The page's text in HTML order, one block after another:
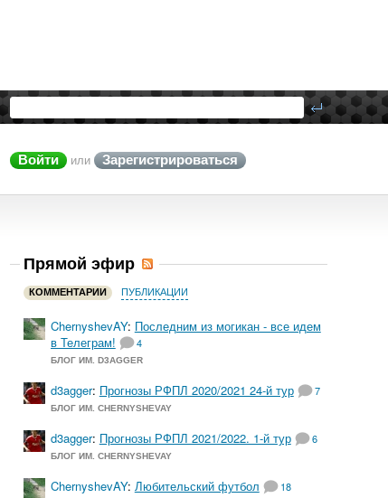
Войти или Зарегистрироваться
Прямой эфир
КОММЕНТАРИИ ПУБЛИКАЦИИ
ChernyshevAY: Последним из могикан - все идем
в Телеграм!
4
БЛОГ ИМ. D3AGGER
d3agger: Прогнозы РФПЛ 2020/2021 24-й тур 7
БЛОГ ИМ. CHERNYSHEVAY
d3agger: Прогнозы РФПЛ 2021/2022. 1-й тур 6
БЛОГ ИМ. CHERNYSHEVAY
ChernyshevAY: Любительский футбол 18